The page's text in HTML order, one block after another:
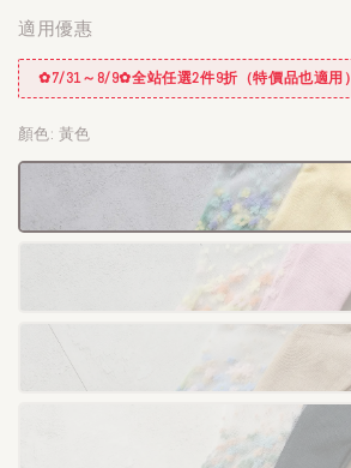
適用優惠
✿7/31～8/9✿全站任選2件9折（特價品也適用）
顏色: 黃色